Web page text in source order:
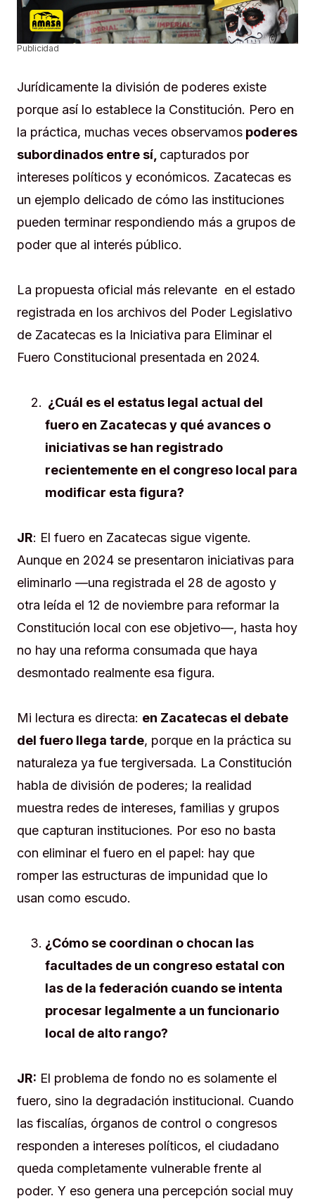
Publicidad
Jurídicamente la división de poderes existe
porque así lo establece la Constitución. Pero en
la práctica, muchas veces observamos poderes
subordinados entre sí, capturados por
intereses políticos y económicos. Zacatecas es
un ejemplo delicado de cómo las instituciones
pueden terminar respondiendo más a grupos de
poder que al interés público.
La propuesta oficial más relevante en el estado
registrada en los archivos del Poder Legislativo
de Zacatecas es la Iniciativa para Eliminar el
Fuero Constitucional presentada en 2024.
¿Cuál es el estatus legal actual del
fuero en Zacatecas y qué avances o
iniciativas se han registrado
recientemente en el congreso local para
modificar esta figura?
JR: El fuero en Zacatecas sigue vigente.
Aunque en 2024 se presentaron iniciativas para
eliminarlo —una registrada el 28 de agosto y
otra leída el 12 de noviembre para reformar la
Constitución local con ese objetivo—, hasta hoy
no hay una reforma consumada que haya
desmontado realmente esa figura.
Mi lectura es directa: en Zacatecas el debate
del fuero llega tarde, porque en la práctica su
naturaleza ya fue tergiversada. La Constitución
habla de división de poderes; la realidad
muestra redes de intereses, familias y grupos
que capturan instituciones. Por eso no basta
con eliminar el fuero en el papel: hay que
romper las estructuras de impunidad que lo
usan como escudo.
¿Cómo se coordinan o chocan las
facultades de un congreso estatal con
las de la federación cuando se intenta
procesar legalmente a un funcionario
local de alto rango?
JR: El problema de fondo no es solamente el
fuero, sino la degradación institucional. Cuando
las fiscalías, órganos de control o congresos
responden a intereses políticos, el ciudadano
queda completamente vulnerable frente al
poder. Y eso genera una percepción social muy